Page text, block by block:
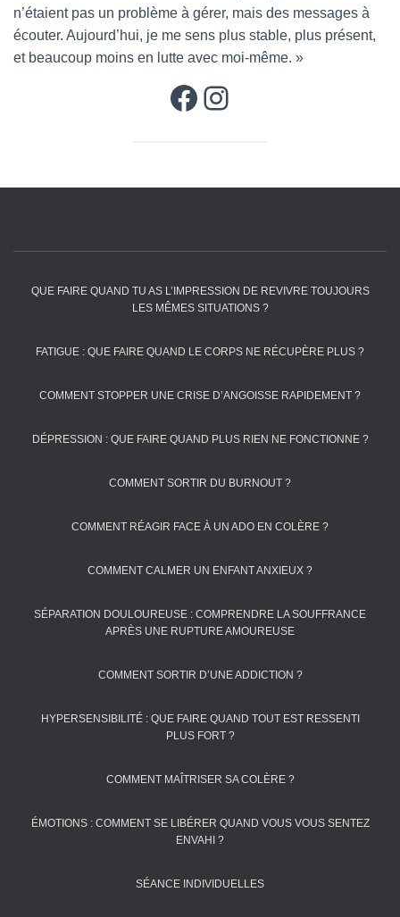
n’étaient pas un problème à gérer, mais des messages à
écouter. Aujourd’hui, je me sens plus stable, plus présent,
et beaucoup moins en lutte avec moi-même. »
Facebook
Instagram
QUE FAIRE QUAND TU AS L’IMPRESSION DE REVIVRE TOUJOURS
LES MÊMES SITUATIONS ?
FATIGUE : QUE FAIRE QUAND LE CORPS NE RÉCUPÈRE PLUS ?
COMMENT STOPPER UNE CRISE D’ANGOISSE RAPIDEMENT ?
DÉPRESSION : QUE FAIRE QUAND PLUS RIEN NE FONCTIONNE ?
COMMENT SORTIR DU BURNOUT ?
COMMENT RÉAGIR FACE À UN ADO EN COLÈRE ?
COMMENT CALMER UN ENFANT ANXIEUX ?
SÉPARATION DOULOUREUSE : COMPRENDRE LA SOUFFRANCE
APRÈS UNE RUPTURE AMOUREUSE
COMMENT SORTIR D’UNE ADDICTION ?
HYPERSENSIBILITÉ : QUE FAIRE QUAND TOUT EST RESSENTI
PLUS FORT ?
COMMENT MAÎTRISER SA COLÈRE ?
ÉMOTIONS : COMMENT SE LIBÉRER QUAND VOUS VOUS SENTEZ
ENVAHI ?
SÉANCE INDIVIDUELLES